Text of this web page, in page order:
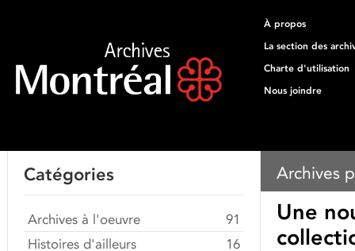
À propos
La section des
Charte d'utilisation
Nous joindre
Archives
Une
Catégories
Archives à l'oeuvre
91
Histoires d'ailleurs
16